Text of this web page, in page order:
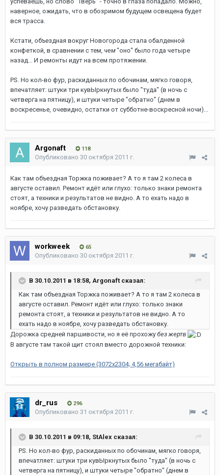
наверное, ожидать, что в обозримом будущем освещена будет
вся трасса.
Кстати, объездная вокруг Новогорода стала обалденной
конфеткой, в сравнении с тем, чем "оно" было года четыре
назад... И ремонты идут на всем протяжении.
PS. Но кол-во фур, раскиданных по обочинам, мягко говоря,
впечатляет: штуки три кувЫркнутых было "туда" (в ночь с
четверга на пятницу), и штуки четыре "обратно" (днем в
воскресенье, очевидно, остатки от субботне-воскресной ночи)...
Argonaft 118
Опубликовано 30 октября 2011 г.
Как там объездная Торжка поживает? А то я там 2 колеса в
августе оставил. Ремонт идёт или глухо: только знаки ремонта
стоят, а техники и результатов не видно. А то ехать надо в
ноябре, хочу разведать обстановку.
workweek 65
Опубликовано 30 октября 2011 г.
В 30.10.2011 в 18:58, Argonaft сказал:
Как там объездная Торжка поживает? А то я там 2 колеса в
августе оставил. Ремонт идёт или глухо: только знаки
ремонта стоят, а техники и результатов не видно. А то
ехать надо в ноябре, хочу разведать обстановку.
Дорожка средней паршивости, но я её прохожу без жертв
В августе там такой щит стоял вместо дорожной техники:
Открыть в полном размере (3072x2304; 4,56 мегабайт)
dr_rus 296
Опубликовано 31 октября 2011 г.
В 30.10.2011 в 09:18, StAlex сказал:
PS. Но кол-во фур, раскиданных по обочинам, мягко говоря,
впечатляет: штуки три кувЫркнутых было "туда" (в ночь с
четверга на пятницу), и штуки четыре "обратно" (днем в